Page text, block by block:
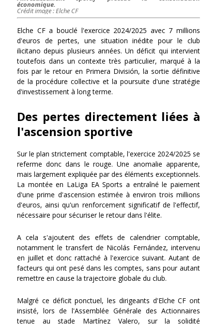
économique.
Crédit image : Elche CF
Elche CF a bouclé l'exercice 2024/2025 avec 7 millions
d'euros de pertes, une situation inédite pour le club
ilicitano depuis plusieurs années. Un déficit qui intervient
toutefois dans un contexte très particulier, marqué à la
fois par le retour en Primera División, la sortie définitive
de la procédure collective et la poursuite d'une stratégie
d'investissement à long terme.
Des pertes directement liées à
l'ascension sportive
Sur le plan strictement comptable, l'exercice 2024/2025 se
referme donc dans le rouge. Une anomalie apparente,
mais largement expliquée par des éléments exceptionnels.
La montée en LaLiga EA Sports a entraîné le paiement
d'une prime d'ascension estimée à environ trois millions
d'euros, ainsi qu'un renforcement significatif de l'effectif,
nécessaire pour sécuriser le retour dans l'élite.
A cela s'ajoutent des effets de calendrier comptable,
notamment le transfert de Nicolás Fernández, intervenu
en juillet et donc rattaché à l'exercice suivant. Autant de
facteurs qui ont pesé dans les comptes, sans pour autant
remettre en cause la trajectoire globale du club.
Malgré ce déficit ponctuel, les dirigeants d'Elche CF ont
insisté, lors de l'Assemblée Générale des Actionnaires
tenue au stade Martínez Valero, sur la solidité